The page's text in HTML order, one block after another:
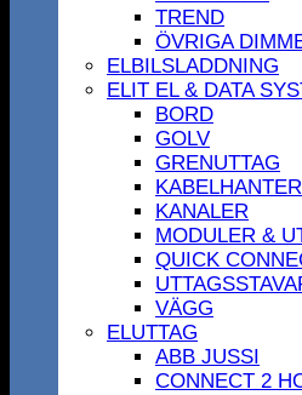
TREND
ÖVRIGA
ELBILSLADDNING
ELIT EL & DATA
BORD
GOLV
GRENUTTAG
KANALER
MODULER &
QUICK
VÄGG
ELUTTAG
ABB JUSSI
CONNECT 2